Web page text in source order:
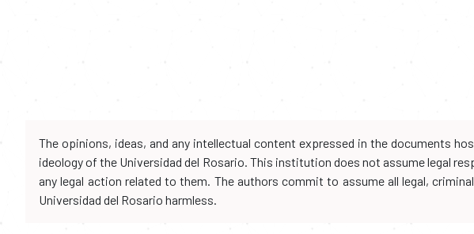
The opinions, ideas, and any intellectual content expressed in the documents
ideology of the Universidad del Rosario. This institution does not assume legal
any legal action related to them. The authors commit to assume all legal,
Universidad del Rosario harmless.